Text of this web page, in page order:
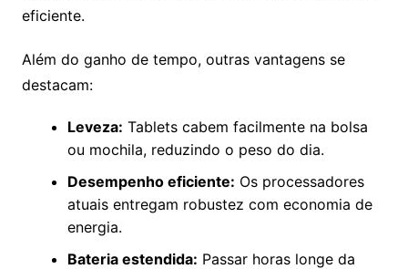
eficiente.
Além do ganho de tempo, outras vantagens se
destacam:
Leveza: Tablets cabem facilmente na bolsa
ou mochila, reduzindo o peso do dia.
Desempenho eficiente: Os processadores
atuais entregam robustez com economia de
energia.
Bateria estendida: Passar horas longe da